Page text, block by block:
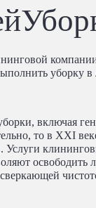
уборку
включая
то в XXI
Услуги
освободить